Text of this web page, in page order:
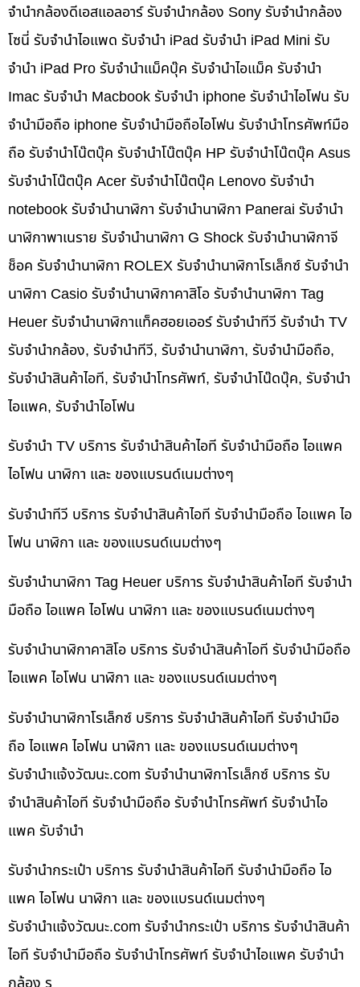
จำนำกล้องดีเอสแอลอาร์ รับจำนำกล้อง Sony รับจำนำกล้อง
โซนี่ รับจำนำไอแพด รับจำนำ iPad รับจำนำ iPad Mini รับ
จำนำ iPad Pro รับจำนำแม็คบุ๊ค รับจำนำไอแม็ค รับจำนำ
Imac รับจำนำ Macbook รับจำนำ iphone รับจำนำไอโฟน รับ
จำนำมือถือ iphone รับจำนำมือถือไอโฟน รับจำนำโทรศัพท์มือ
ถือ รับจำนำโน๊ตบุ๊ค รับจำนำโน๊ตบุ๊ค HP รับจำนำโน๊ตบุ๊ค Asus
รับจำนำโน๊ตบุ๊ค Acer รับจำนำโน๊ตบุ๊ค Lenovo รับจำนำ
notebook รับจำนำนาฬิกา รับจำนำนาฬิกา Panerai รับจำนำ
นาฬิกาพาเนราย รับจำนำนาฬิกา G Shock รับจำนำนาฬิกาจี
ช็อค รับจำนำนาฬิกา ROLEX รับจำนำนาฬิกาโรเล็กซ์ รับจำนำ
นาฬิกา Casio รับจำนำนาฬิกาคาสิโอ รับจำนำนาฬิกา Tag
Heuer รับจำนำนาฬิกาแท็คฮอยเออร์ รับจำนำทีวี รับจำนำ TV
รับจำนำกล้อง, รับจำนำทีวี, รับจำนำนาฬิกา, รับจำนำมือถือ,
รับจำนำสินค้าไอที, รับจำนำโทรศัพท์, รับจำนำโน๊ดบุ๊ค, รับจำนำ
ไอแพค, รับจำนำไอโฟน
รับจำนำ TV บริการ รับจำนำสินค้าไอที รับจำนำมือถือ ไอแพค
ไอโฟน นาฬิกา และ ของแบรนด์เนมต่างๆ
รับจำนำทีวี บริการ รับจำนำสินค้าไอที รับจำนำมือถือ ไอแพค ไอ
โฟน นาฬิกา และ ของแบรนด์เนมต่างๆ
รับจำนำนาฬิกา Tag Heuer บริการ รับจำนำสินค้าไอที รับจำนำ
มือถือ ไอแพค ไอโฟน นาฬิกา และ ของแบรนด์เนมต่างๆ
รับจำนำนาฬิกาคาสิโอ บริการ รับจำนำสินค้าไอที รับจำนำมือถือ
ไอแพค ไอโฟน นาฬิกา และ ของแบรนด์เนมต่างๆ
รับจำนำนาฬิกาโรเล็กซ์ บริการ รับจำนำสินค้าไอที รับจำนำมือ
ถือ ไอแพค ไอโฟน นาฬิกา และ ของแบรนด์เนมต่างๆ
รับจํานําแจ้งวัฒนะ.com รับจำนำนาฬิกาโรเล็กซ์ บริการ รับ
จำนำสินค้าไอที รับจำนำมือถือ รับจำนำโทรศัพท์ รับจำนำไอ
แพค รับจำนำ
รับจำนำกระเป๋า บริการ รับจำนำสินค้าไอที รับจำนำมือถือ ไอ
แพค ไอโฟน นาฬิกา และ ของแบรนด์เนมต่างๆ
รับจํานําแจ้งวัฒนะ.com รับจำนำกระเป๋า บริการ รับจำนำสินค้า
ไอที รับจำนำมือถือ รับจำนำโทรศัพท์ รับจำนำไอแพค รับจำนำ